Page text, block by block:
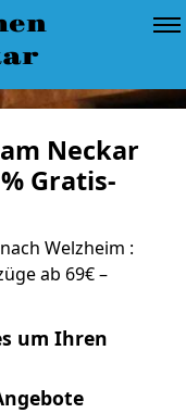
Neckar
Gratis-
Welzheim :
ab 69€ –
um Ihren